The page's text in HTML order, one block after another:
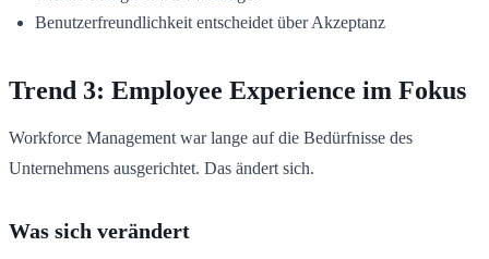
Benutzerfreundlichkeit entscheidet über Akzeptanz
Trend 3: Employee Experience im Fokus
Workforce Management war lange auf die Bedürfnisse des
Unternehmens ausgerichtet. Das ändert sich.
Was sich verändert